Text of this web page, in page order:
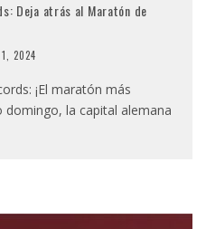
Deja atrás al Maratón de
2024
¡El maratón más
domingo, la capital alemana